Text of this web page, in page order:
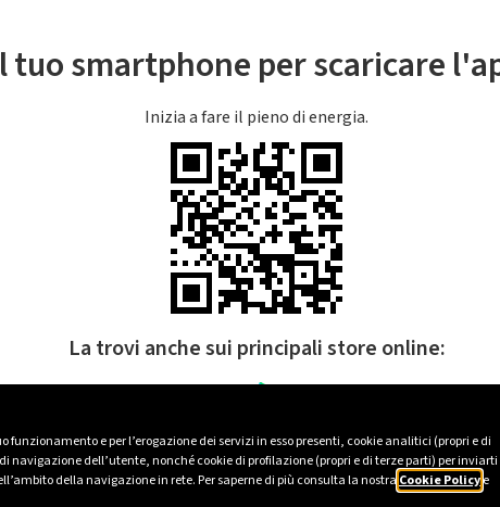
funzionamento e per l’erogazione dei servizi in esso presenti, cookie analitici (propri e di
navigazione dell’utente, nonché cookie di profilazione (propri e di terze parti) per inviarti
della navigazione in rete. Per saperne di più consulta la nostra Cookie Policye
tuo smartphone per scaricare
Inizia a fare il pieno di energia.
La trovi anche sui principali store online: